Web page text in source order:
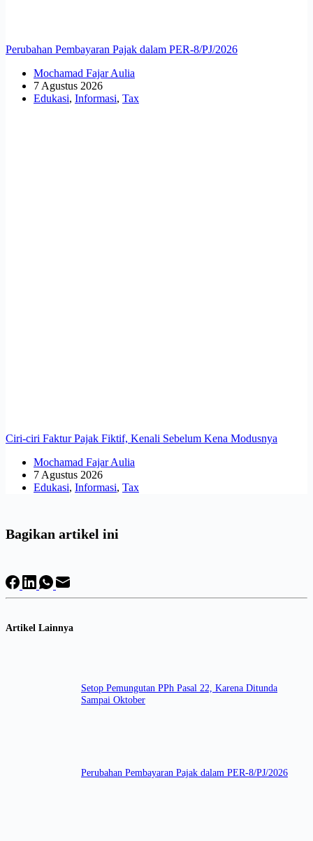
Perubahan Pembayaran Pajak dalam PER-8/PJ/2026
Mochamad Fajar Aulia
7 Agustus 2026
Edukasi, Informasi, Tax
Ciri-ciri Faktur Pajak Fiktif, Kenali Sebelum Kena Modusnya
Mochamad Fajar Aulia
7 Agustus 2026
Edukasi, Informasi, Tax
Bagikan artikel ini
Artikel Lainnya
Setop Pemungutan PPh Pasal 22, Karena Ditunda
Sampai Oktober
Perubahan Pembayaran Pajak dalam PER-8/PJ/2026